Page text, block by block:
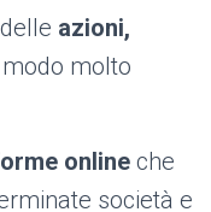
azioni,
molto
online che
società e